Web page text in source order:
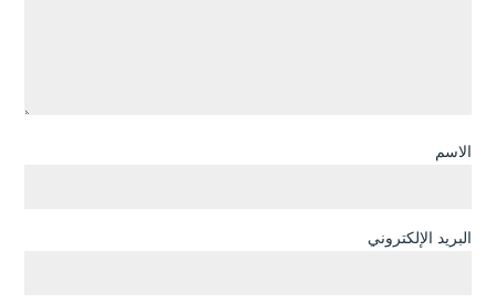
الاسم
البريد الإلكتروني